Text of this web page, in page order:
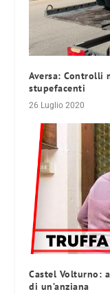
Aversa: Controlli
stupefacenti
26 Luglio 2020
Castel Volturno:
di un’anziana